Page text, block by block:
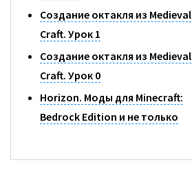
Создание октакля из Medieval
Craft. Урок 1
Создание октакля из Medieval
Craft. Урок 0
Horizon. Моды для Minecraft:
Bedrock Edition и не только